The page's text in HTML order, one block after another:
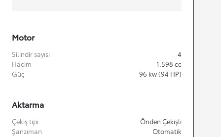
Motor
Silindir sayısı
4
Hacim
1.598 cc
Güç
96 kw (94 HP)
Aktarma
Çekiş tipi
Önden Çekişli
Şanzıman
Otomatik